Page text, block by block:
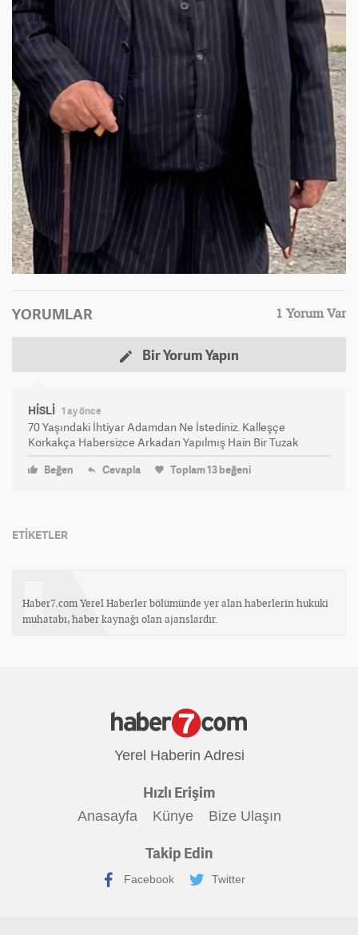
YORUMLAR 1 Yorum Var
Bir Yorum Yapın
HİSLİ 1 ay önce
70 Yaşındaki İhtiyar Adamdan Ne İstediniz. Kalleşçe
Korkakça Habersizce Arkadan Yapılmış Hain Bir Tuzak
Beğen Cevapla Toplam13beğeni
ETİKETLER
Haber7.com Yerel Haberler bölümünde yer alan haberlerin hukuki
muhatabı, haber kaynağı olan ajanslardır.
Yerel Haberin Adresi
Hızlı Erişim
Anasayfa Künye Bize Ulaşın
Takip Edin
Facebook Twitter